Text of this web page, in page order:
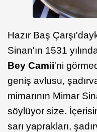
Hazır Baş
Sinan'ın 1531
Bey Camii'ni
geniş avlusu,
mimarının Mimar
söylüyor size.
sarı yaprakları,